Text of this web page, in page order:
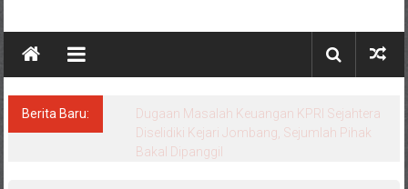
Berita Baru:
Program Kampung Nelayan Merah Putih
Masuk Lamongan, Paciran & Brondong Jadi
Pusat Ekonomi Pesisir